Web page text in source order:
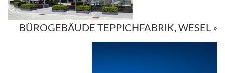
BÜROGEBÄUDE TEPPICHFABRIK, WESEL »